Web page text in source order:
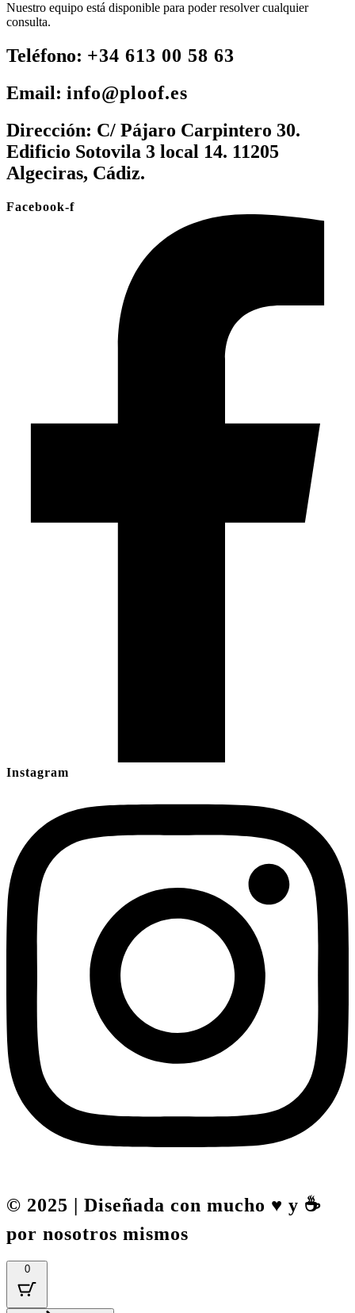
Nuestro equipo está disponible para poder resolver cualquier
consulta.
Teléfono: +34 613 00 58 63
Email: info@ploof.es
Dirección: C/ Pájaro Carpintero 30.
Edificio Sotovila 3 local 14. 11205
Algeciras, Cádiz.
Facebook-f
Instagram
© 2025 | Diseñada con mucho ♥️ y ☕
por nosotros mismos
0